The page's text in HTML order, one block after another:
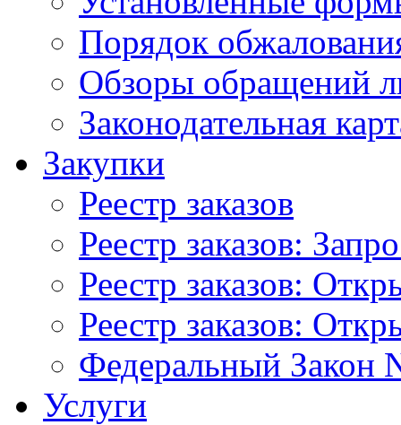
Порядок
Обзоры обращений
Законодательная
Закупки
Реестр заказов
Реестр заказов:
Реестр заказов:
Реестр заказов:
Федеральный Закон
Услуги